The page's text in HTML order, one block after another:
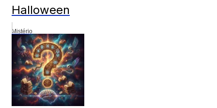
Halloween
Mistério